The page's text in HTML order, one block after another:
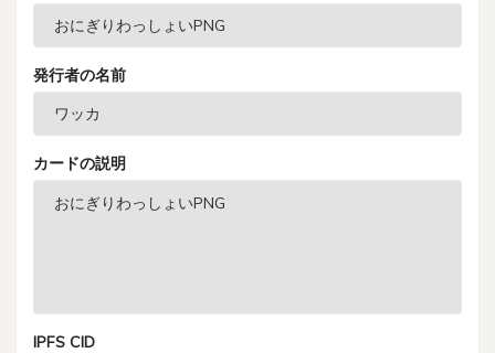
発行者の名前
カードの説明
IPFS CID